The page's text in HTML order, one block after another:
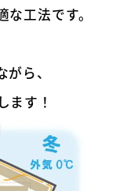
な工法です。
ら、
ます！